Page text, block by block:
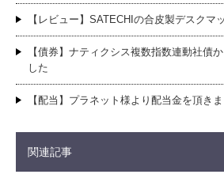
【レビュー】SATECHIの合皮製デスクマ
【債券】ナティクシス複数指数連動社債
した
【配当】プラネット様より配当金を頂き
関連記事